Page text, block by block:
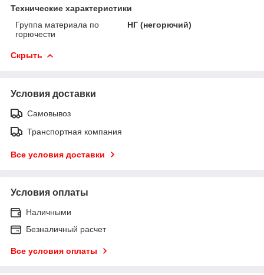
Технические характеристики
Группа материала по
горючести
НГ (негорючий)
Скрыть
Условия доставки
Самовывоз
Транспортная компания
Все условия доставки
Условия оплаты
Наличными
Безналичный расчет
Все условия оплаты